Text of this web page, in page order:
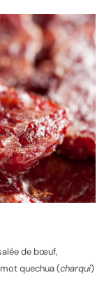
de bœuf,
quechua (charqui)